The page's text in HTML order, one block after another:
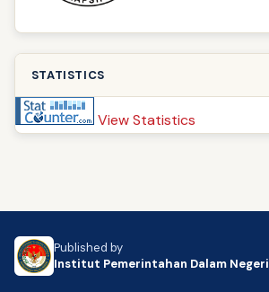
STATISTICS
View Statistics
Published by
Institut Pemerintahan Dalam Negeri